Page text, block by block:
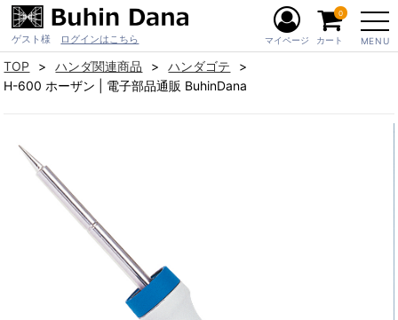
ゲスト様 ログインはこちら MENU
マイページ カート
0
TOP ハンダ関連商品
ハンダゴテ
H-600 ホーザン | 電子部品通販 BuhinDana